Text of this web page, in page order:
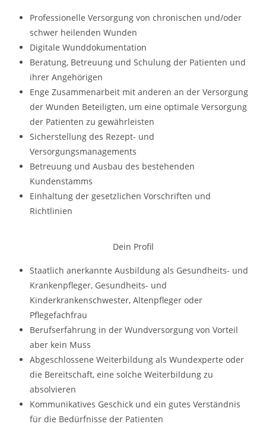
Professionelle Versorgung von chronischen und/oder
schwer heilenden Wunden
Digitale Wunddokumentation
Beratung, Betreuung und Schulung der Patienten und
ihrer Angehörigen
Enge Zusammenarbeit mit anderen an der Versorgung
der Wunden Beteiligten, um eine optimale Versorgung
der Patienten zu gewährleisten
Sicherstellung des Rezept- und
Versorgungsmanagements
Betreuung und Ausbau des bestehenden
Kundenstamms
Einhaltung der gesetzlichen Vorschriften und
Richtlinien
Dein Profil
Staatlich anerkannte Ausbildung als Gesundheits- und
Krankenpfleger, Gesundheits- und
Kinderkrankenschwester, Altenpfleger oder
Pflegefachfrau
Berufserfahrung in der Wundversorgung von Vorteil
aber kein Muss
Abgeschlossene Weiterbildung als Wundexperte oder
die Bereitschaft, eine solche Weiterbildung zu
absolvieren
Kommunikatives Geschick und ein gutes Verständnis
für die Bedürfnisse der Patienten